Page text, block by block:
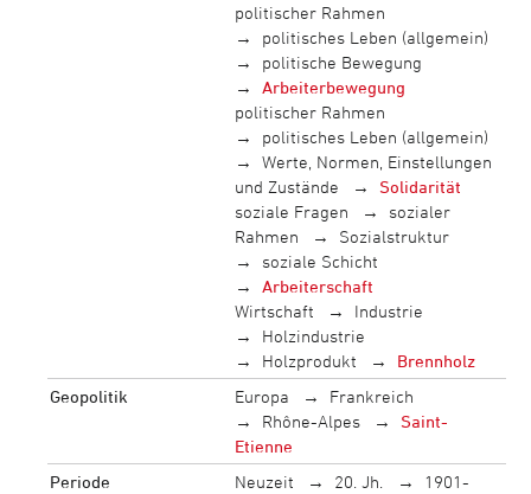
politischer Rahmen
politisches Leben (allgemein)
politische Bewegung
Arbeiterbewegung
politischer Rahmen
politisches Leben (allgemein)
Werte, Normen, Einstellungen
und Zustände
Solidarität
soziale Fragen
sozialer
Rahmen
Sozialstruktur
soziale Schicht
Arbeiterschaft
Wirtschaft
Industrie
Holzindustrie
Holzprodukt
Brennholz
Geopolitik
Europa
Frankreich
Rhône-Alpes
Saint-
Etienne
Periode
Neuzeit 20. Jh.
1901-